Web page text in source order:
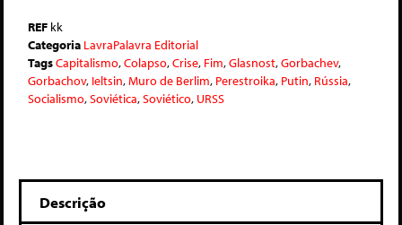
REF kk
Categoria LavraPalavra Editorial
TagsCapitalismo,Colapso,Crise, Fim,Glasnost,Gorbachev,
Gorbachov, Ieltsin,Muro de Berlim, Perestroika, Putin, Rússia,
Socialismo,Soviética,Soviético, URSS
Descrição